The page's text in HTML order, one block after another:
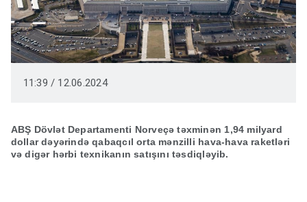
11:39 / 12.06.2024
ABŞ Dövlət Departamenti Norveçə təxminən 1,94 milyard
dollar dəyərində qabaqcıl orta mənzilli hava-hava raketləri
və digər hərbi texnikanın satışını təsdiqləyib.